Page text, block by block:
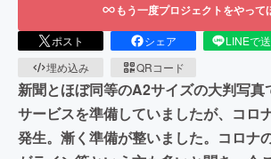
もう一度プロジェクトをやって
ポスト シェア LINEで
埋め込み
QRコード
新聞とほぼ同等のA2サイズの大判写真
サービスを準備していましたが、コロ
発生。漸く準備が整いました。コロナ